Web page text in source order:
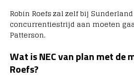
Robin Roefs zal zelf bij
concurrentiestrijd aan moeten
Patterson.
Wat is NEC van plan met de
Roefs?